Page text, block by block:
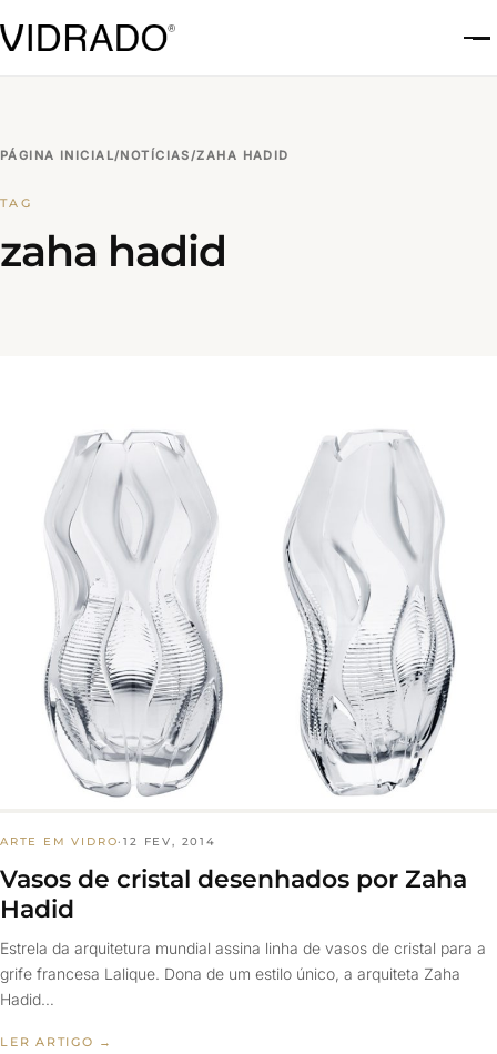
PÁGINA INICIAL/NOTÍCIAS/ZAHA HADID
TAG
zaha hadid
ARTE EM VIDRO·12 FEV, 2014
Vasos de cristal desenhados por Zaha
Hadid
Estrela da arquitetura mundial assina linha de vasos de cristal para a
grife francesa Lalique. Dona de um estilo único, a arquiteta Zaha
Hadid…
LER ARTIGO →